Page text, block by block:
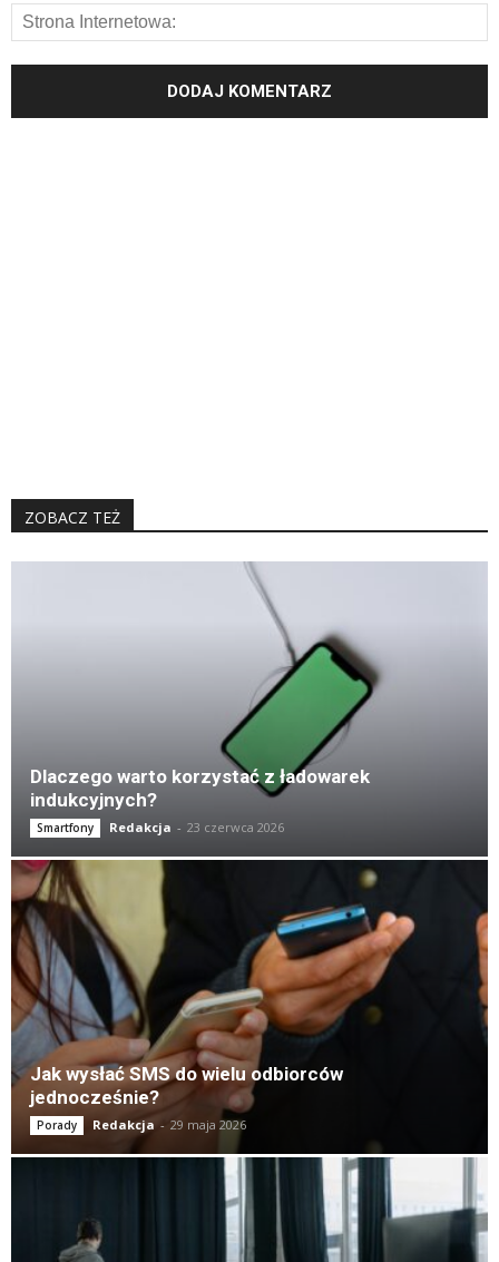
ZOBACZ TEŻ
Dlaczego warto korzystać z ładowarek
indukcyjnych?
Smartfony Redakcja - 23 czerwca 2026
Jak wysłać SMS do wielu odbiorców
jednocześnie?
Porady Redakcja - 29 maja 2026